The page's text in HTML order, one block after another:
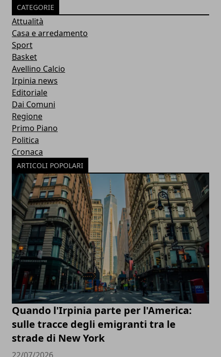
CATEGORIE
Attualità
Casa e arredamento
Sport
Basket
Avellino Calcio
Irpinia news
Editoriale
Dai Comuni
Regione
Primo Piano
Politica
Cronaca
ARTICOLI POPOLARI
Quando l'Irpinia parte per l'America:
sulle tracce degli emigranti tra le
strade di New York